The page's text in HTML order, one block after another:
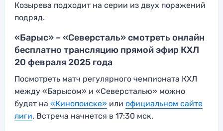
Козырева подходит на серии из двух поражений
подряд.
«Барыс» – «Северсталь» смотреть онлайн
бесплатно трансляцию прямой эфир КХЛ
20 февраля 2025 года
Посмотреть матч регулярного чемпионата КХЛ
между «Барысом» и «Северсталью» можно
будет на «Кинопоиске» или официальном сайте
лиги. Встреча начнется в 17:30 мск.